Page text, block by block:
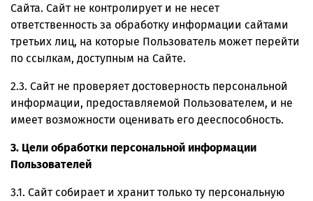
Сайта. Сайт не контролирует и не несет
ответственность за обработку информации сайтами
третьих лиц, на которые Пользователь может перейти
по ссылкам, доступным на Сайте.
2.3. Сайт не проверяет достоверность персональной
информации, предоставляемой Пользователем, и не
имеет возможности оценивать его дееспособность.
3. Цели обработки персональной информации
Пользователей
3.1. Сайт собирает и хранит только ту персональную